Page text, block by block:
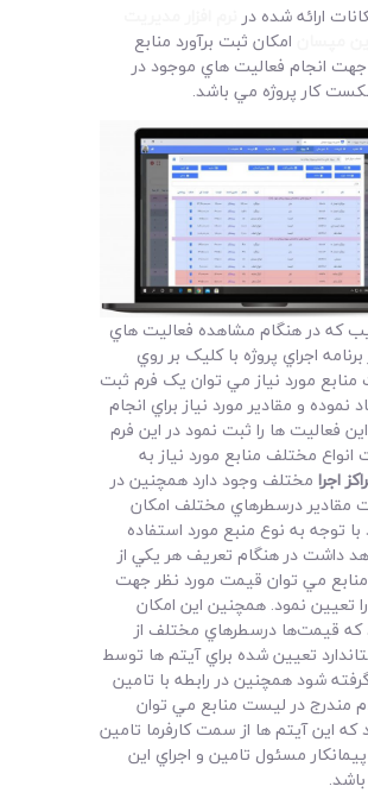
مرکز آموزش
امکانات
سیستم ها
لیست قیمت محصولات
ارائه شده درنرم افزار مديريت
امکان ثبت برآورد منابع
جهت انجام فعاليت هاي موجود در
کار پروژه مي باشد.
که در هنگام مشاهده فعاليت هاي
اجراي پروژه با کليک بر روي
مورد نياز مي توان يک فرم ثبت
نموده و مقادير مورد نياز براي انجام
فعاليت ها را ثبت نمود در اين فرم
انواع مختلف منابع مورد نياز به
اجرا مختلف وجود دارد همچنين در
مقادير درسطرهاي مختلف امکان
با توجه به نوع منبع مورد استفاده
داشت در هنگام تعريف هر يکي از
مي توان قيمت مورد نظر جهت
تعيين نمود. همچنين اين امکان
که قيمت‌ها درسطرهاي مختلف از
تعيين شده براي آيتم ها توسط
شود همچنين در رابطه با تامين
مندرج در ليست منابع مي توان
که اين آيتم ها از سمت کارفرما تامين
مسئول تامين و اجراي اين